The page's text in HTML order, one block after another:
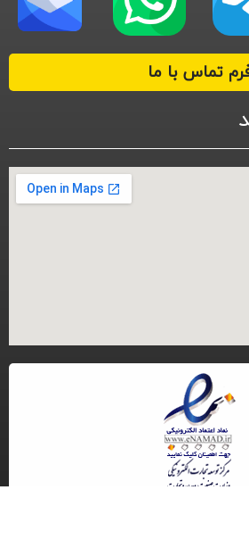
تماس با ما